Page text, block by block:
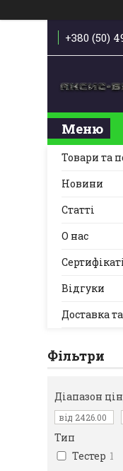
+380 (50)
Товари та
Новини
Статті
О нас
Відгуки
Доставка
Фільтри
Діапазон
Тип
Тестер 1